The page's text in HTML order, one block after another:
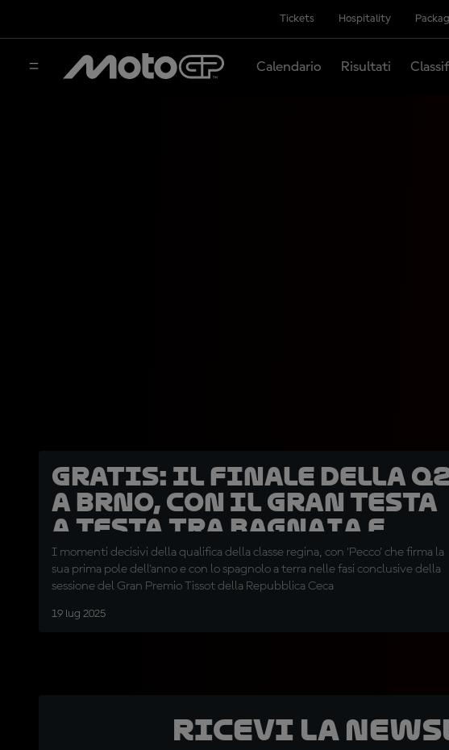
Tickets Hospitality
Calendario Risultati
GRATIS: il finale della
a Brno, con il gran testa
a testa tra Bagnaia e
Marc Marquez
I momenti decisivi della qualifica della classe regina, con 'Pecco' che firma la
sua prima pole dell'anno e con lo spagnolo a terra nelle fasi conclusive della
sessione del Gran Premio Tissot della Repubblica Ceca
19 lug 2025
Ricevi la